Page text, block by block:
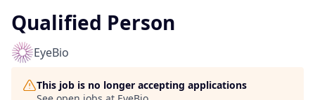
Qualified Person
EyeBio
This job is no longer accepting applications